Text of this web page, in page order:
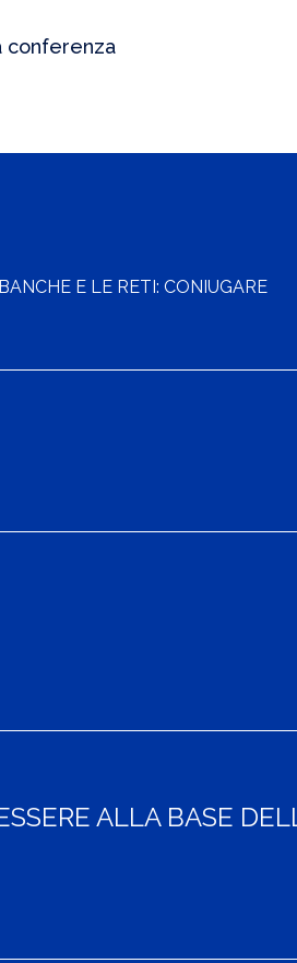
conferenza
E LE RETI: CONIUGARE
ALLA BASE